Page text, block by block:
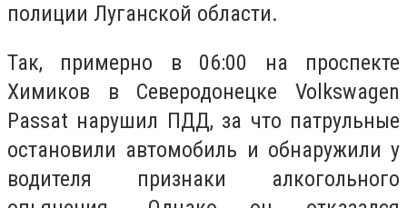
полиции Луганской области.
Так, примерно в 06:00 на проспекте
Химиков в Северодонецке Volkswagen
Passat нарушил ПДД, за что патрульные
остановили автомобиль и обнаружили у
водителя признаки алкогольного